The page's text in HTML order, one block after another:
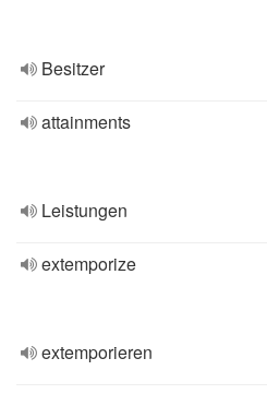
Besitzer
attainments
Leistungen
extemporize
extemporieren